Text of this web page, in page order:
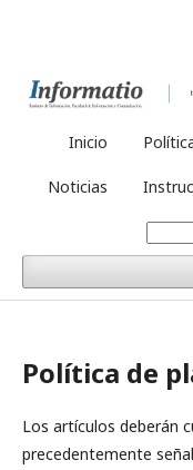
Inicio
Noticias
Política de
Los artículos deberán
precedentemente